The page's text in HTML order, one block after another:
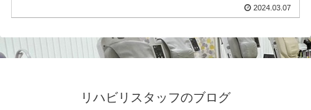
2024.03.07
リハビリスタッフのブログ